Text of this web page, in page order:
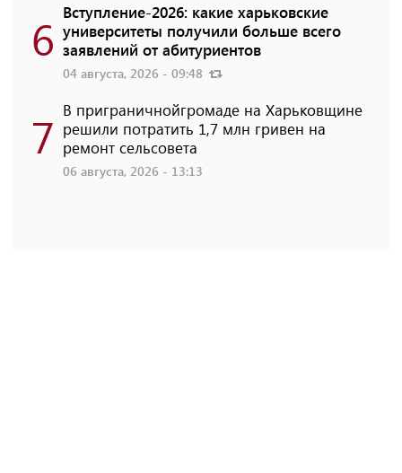
6 Вступление-2026: какие харьковские
университеты получили больше всего
заявлений от абитуриентов
04 августа, 2026 - 09:48
7 В приграничнойгромаде на Харьковщине
решили потратить 1,7 млн ​​гривен на
ремонт сельсовета
06 августа, 2026 - 13:13